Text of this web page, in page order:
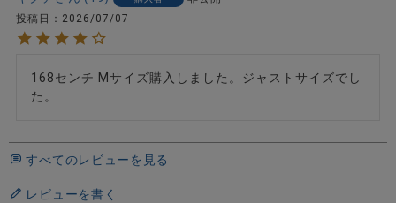
投稿日
2026/07/07
168センチ Mサイズ購入しました。ジャストサイズでし
た。
すべてのレビューを見る
レビューを書く